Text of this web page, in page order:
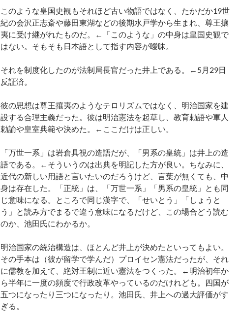
このような皇国史観もそれほど古い物語ではなく、たかだか19世
紀の会沢正志斎や藤田東湖などの後期水戸学から生まれ、尊王攘
夷に受け継がれたものだ。←「このような」の中身は皇国史観で
はない。そもそも日本語として指す内容が曖昧。
それを制度化したのが法制局長官だった井上である。←5月29日
反証済。
彼の思想は尊王攘夷のようなテロリズムではなく、明治国家を建
設する合理主義だった。彼は明治憲法を起草し、教育勅語や軍人
勅諭や皇室典範や決めた。←ここだけは正しい。
「万世一系」は岩倉具視の造語だが、「男系の皇統」は井上の造
語である。←そういうのは出典を明記した方が良い。ちなみに、
近代の新しい用語と言いたいのだろうけど、言葉が無くても、中
身は存在した。「正統」は、「万世一系」「男系の皇統」とも同
じ意味になる。ところで同じ漢字で、「せいとう」「しょうと
う」と読み方でまるで違う意味になるだけど、この場合どう読む
のか、池田氏にわかるか。
明治国家の統治構造は、ほとんど井上が決めたといってもよい。
その手本は（彼が留学で学んだ）プロイセン憲法だったが、それ
に儒教を加えて、絶対王制に近い憲法をつくった。←明治初年か
ら半年に一度の頻度で行政改革やっているのだけれども。四国が
五つになったり三つになったり。池田氏、井上への過大評価がす
ぎる。